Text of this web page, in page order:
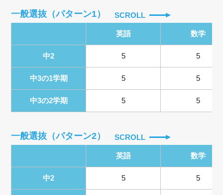
一般選抜（パターン1） SCROLL
英語 数学
中2 5 5
中3の1学期 5 5
中3の2学期 5 5
一般選抜（パターン2） SCROLL
英語 数学
中2 5 5